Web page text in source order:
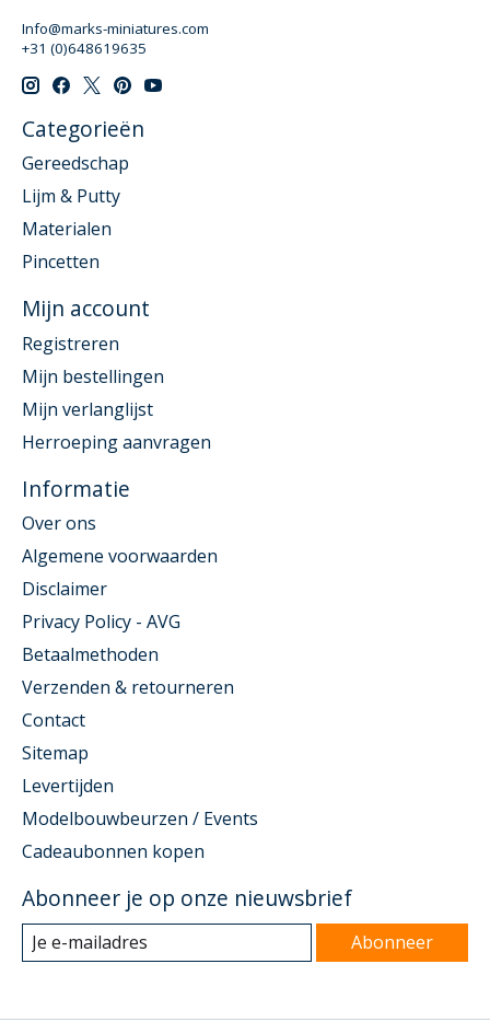
Info@marks-miniatures.com
+31 (0)648619635
Categorieën
Gereedschap
Lijm & Putty
Materialen
Pincetten
Mijn account
Registreren
Mijn bestellingen
Mijn verlanglijst
Herroeping aanvragen
Informatie
Over ons
Algemene voorwaarden
Disclaimer
Privacy Policy - AVG
Betaalmethoden
Verzenden & retourneren
Contact
Sitemap
Levertijden
Modelbouwbeurzen / Events
Cadeaubonnen kopen
Abonneer je op onze nieuwsbrief
Abonneer